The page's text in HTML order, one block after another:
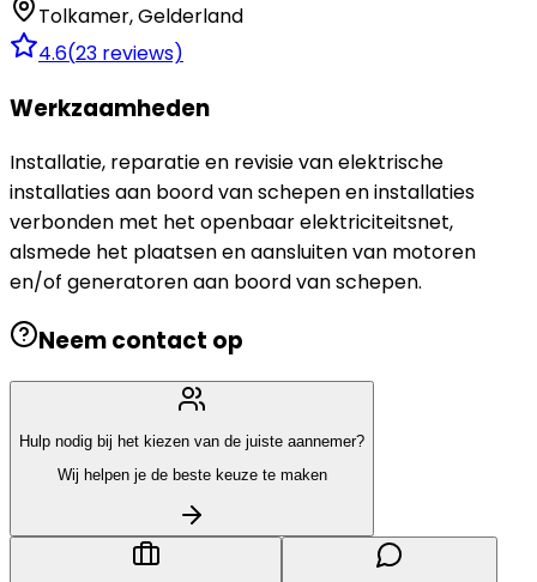
Tolkamer,Gelderland
4.6(23 reviews)
Werkzaamheden
Installatie, reparatie en revisie van elektrische
installaties aan boord van schepen en installaties
verbonden met het openbaar elektriciteitsnet,
alsmede het plaatsen en aansluiten van motoren
en/of generatoren aan boord van schepen.
Neem contact op
Hulp nodig bij het kiezen van de juiste aannemer?
Wij helpen je de beste keuze te maken